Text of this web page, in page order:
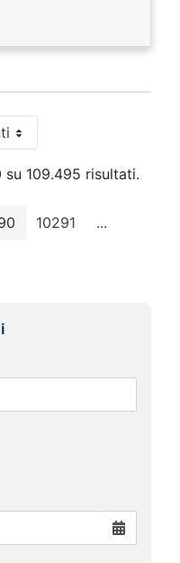
su 109.495 risultati.
Pagina
10291 ...Pagine